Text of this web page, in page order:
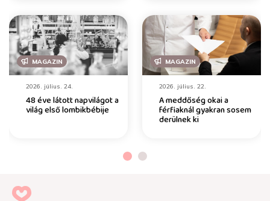
MAGAZIN
2026. július. 24.
48 éve látott napvilágot a
világ első lombikbébije
MAGAZIN
2026. július. 22.
A meddőség okai a
férfiaknál gyakran sosem
derülnek ki